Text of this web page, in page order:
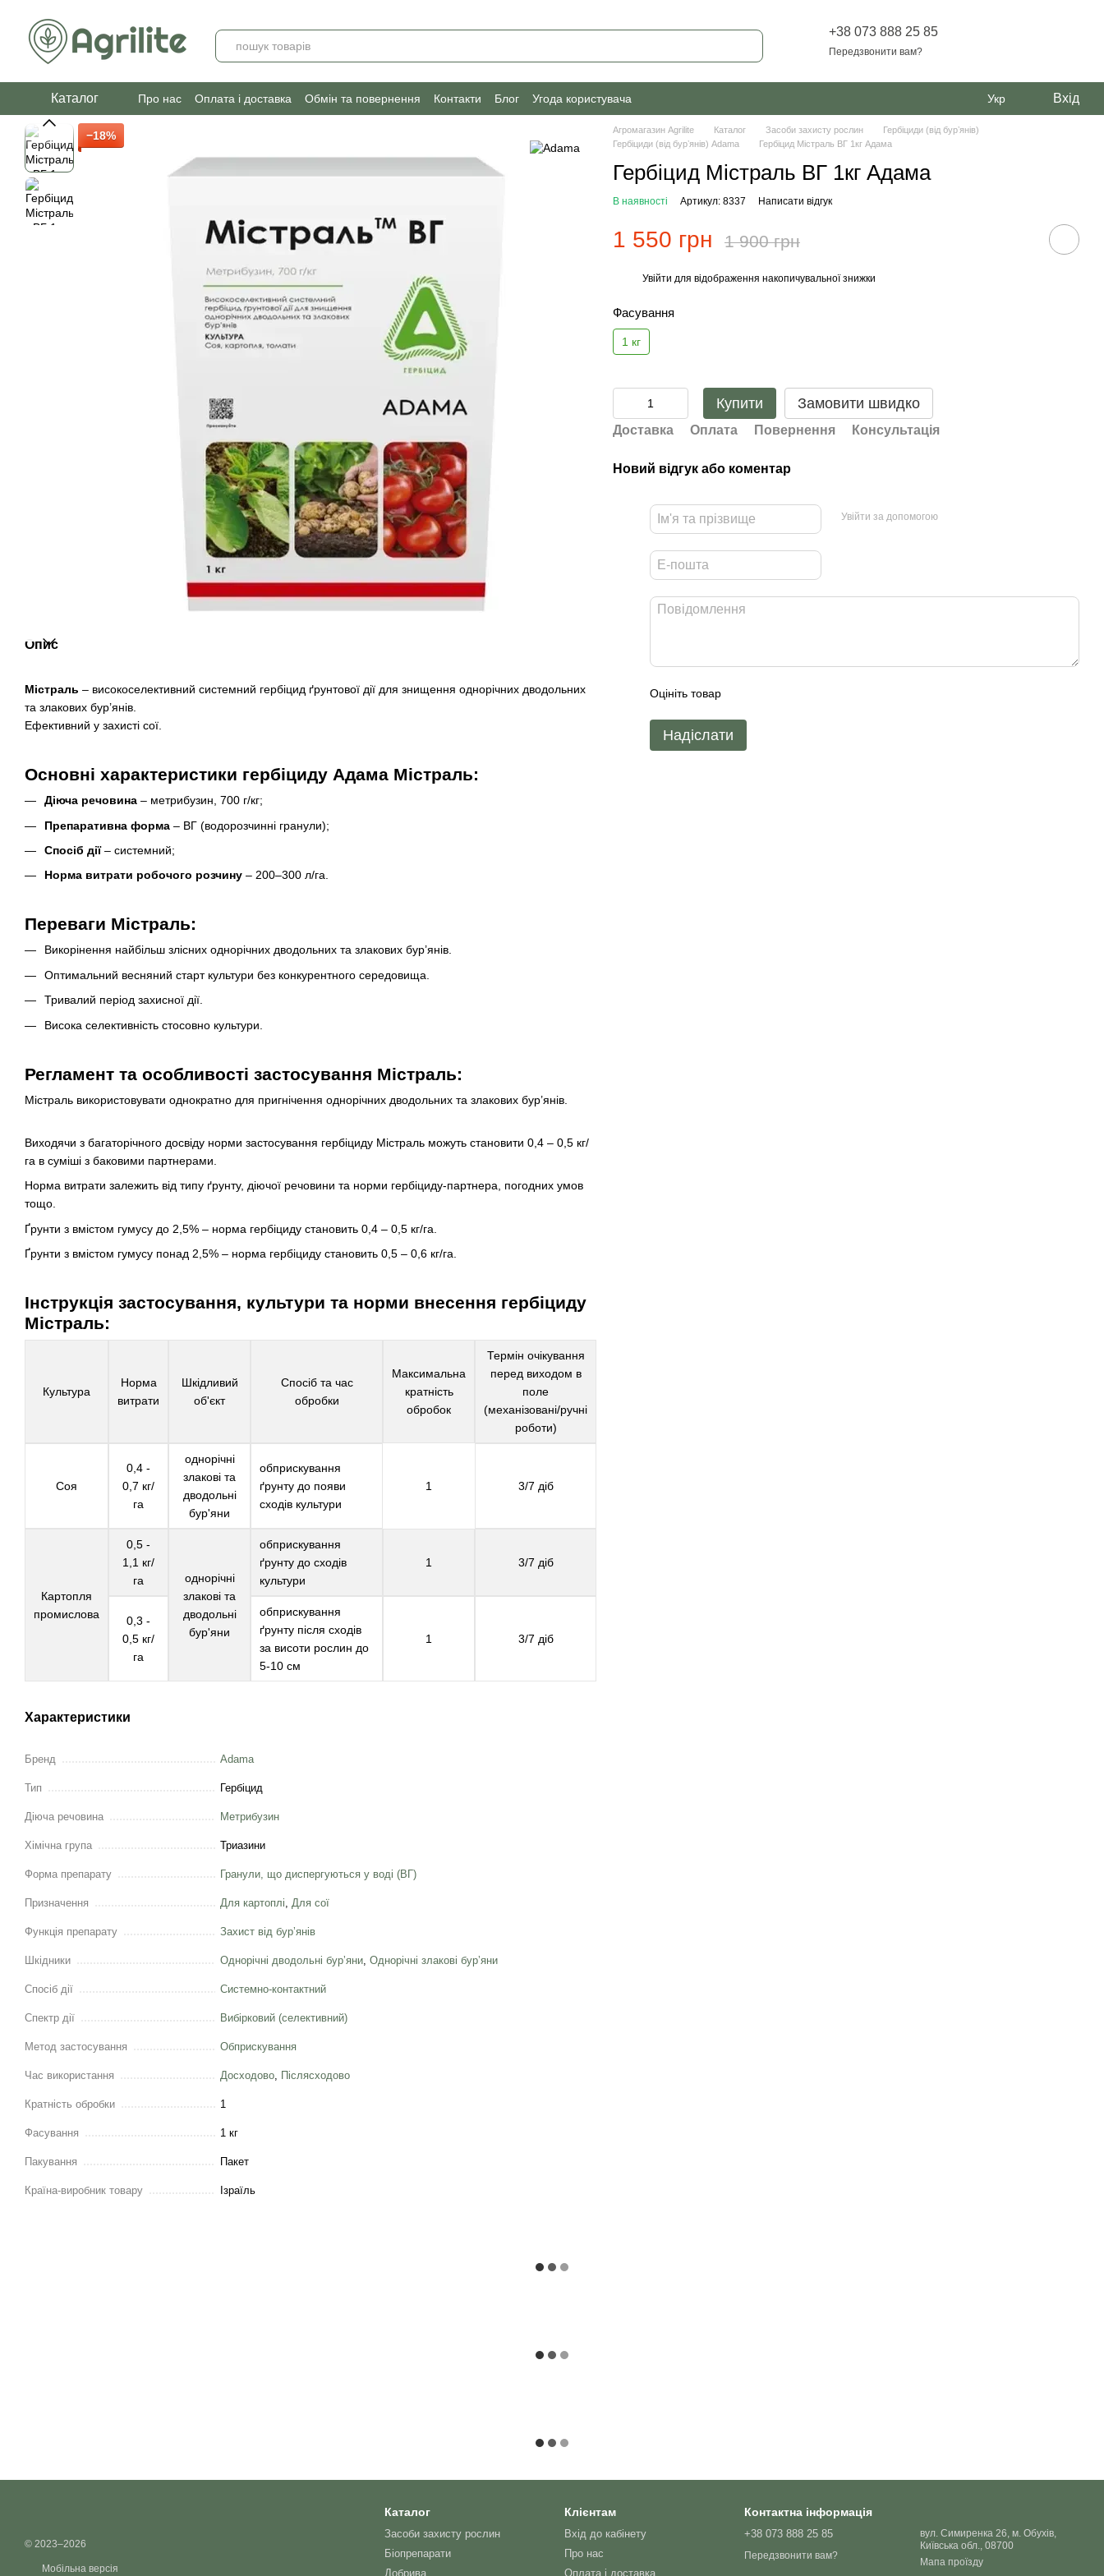
+38 073 888 25 85
Передзвонити вам?
Каталог Про нас Оплата і доставка Обмін та повернення Контакти Блог Угода користувача Укр Вхід
−18%
Опис
Містраль – високоселективний системний гербіцид ґрунтової дії для знищення однорічних дводольних
та злакових бур’янів.
Ефективний у захисті сої.
Основні характеристики гербіциду Адама Містраль:
Діюча речовина – метрибузин, 700 г/кг;
Препаративна форма – ВГ (водорозчинні гранули);
Спосіб дії– системний;
Норма витрати робочого розчину – 200–300 л/га.
Переваги Містраль:
Викорінення найбільш злісних однорічних дводольних та злакових бур’янів.
Оптимальний весняний старт культури без конкурентного середовища.
Тривалий період захисної дії.
Висока селективність стосовно культури.
Регламент та особливості застосування Містраль:
Містраль використовувати однократно для пригнічення однорічних дводольних та злакових бур’янів.
Виходячи з багаторічного досвіду норми застосування гербіциду Містраль можуть становити 0,4 – 0,5 кг/
га в суміші з баковими партнерами.
Норма витрати залежить від типу ґрунту, діючої речовини та норми гербіциду-партнера, погодних умов
тощо.
Ґрунти з вмістом гумусу до 2,5% – норма гербіциду становить 0,4 – 0,5 кг/га.
Ґрунти з вмістом гумусу понад 2,5% – норма гербіциду становить 0,5 – 0,6 кг/га.
Інструкція застосування, культури та норми внесення гербіциду
Містраль:
Культура
Норма
витрати
Шкідливий
об'єкт
Спосіб та час
обробки
Максимальна
кратність
обробок
Термін очікування
перед виходом в
поле
(механізовані/ручні
роботи)
Соя
0,4 -
0,7 кг/
га
однорічні
злакові та
дводольні
бур'яни
обприскування
ґрунту до появи
сходів культури
1 3/7 діб
Картопля
промислова
0,5 -
1,1 кг/
га
однорічні
злакові та
дводольні
бур'яни
обприскування
ґрунту до сходів
культури
1 3/7 діб
0,3 -
0,5 кг/
га
обприскування
ґрунту після сходів
за висоти рослин до
5-10 см
1 3/7 діб
Характеристики
Бренд Adama
Тип Гербіцид
Діюча речовина Метрибузин
Хімічна група Триазини
Форма препарату Гранули, що диспергуються у воді (ВГ)
Призначення Для картоплі, Для сої
Функція препарату Захист від бурʼянів
Шкідники Однорічні дводольні бурʼяни, Однорічні злакові бурʼяни
Спосіб дії Системно-контактний
Спектр дії Вибірковий (селективний)
Метод застосування Обприскування
Час використання Досходово, Післясходово
Кратність обробки 1
Фасування 1 кг
Пакування Пакет
Країна-виробник товару Ізраїль
Агромагазин Agrilite Каталог Засоби захисту рослин
Гербіциди (від бурʼянів)
Гербіциди (від бурʼянів) Adama
Гербіцид Містраль ВГ 1кг Адама
Гербіцид Містраль ВГ 1кг Адама
В наявності Артикул: 8337 Написати відгук
1 550 грн 1 900 грн
Увійти для відображення накопичувальної знижки
Фасування
1 кг
Купити Замовити швидко
Доставка Оплата Повернення Консультація
Новий відгук або коментар
Увійти за допомогою
Оцініть товар
Надіслати
© 2023–2026
Мобільна версія
Каталог
Засоби захисту рослин
Біопрепарати
Добрива
Клієнтам
Вхід до кабінету
Про нас
Оплата і доставка
Контактна інформація
+38 073 888 25 85
Передзвонити вам?
вул. Симиренка 26, м. Обухів,
Київська обл., 08700
Мапа проїзду